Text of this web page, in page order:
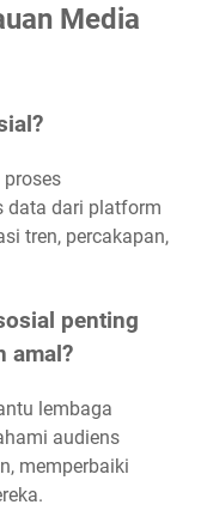
(ATG)
Rekrutmen Melalui
Relevan
Media
data dari platform
tren, percakapan,
penting
amal?
lembaga
audiens
memperbaiki